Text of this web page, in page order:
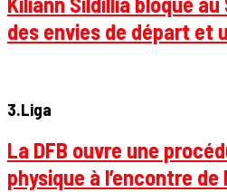
des envies de départ et
3.Liga
La DFB ouvre une
physique à l’encontre